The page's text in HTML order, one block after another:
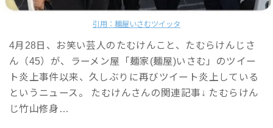
引用：麺屋いさむツイッタ
4月28日、お笑い芸人のたむけんこと、たむらけんじさ
ん（45）が、ラーメン屋「麺家(麺屋)いさむ」のツイー
ト炎上事件以来、久しぶりに再びツイート炎上している
というニュース。 たむけんさんの関連記事↓ たむらけん
じ竹山修身…